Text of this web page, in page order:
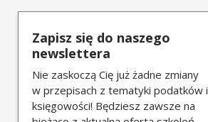
Zapisz się do naszego
newslettera
Nie zaskoczą Cię już żadne zmiany
w przepisach z tematyki podatków i
księgowości! Będziesz zawsze na